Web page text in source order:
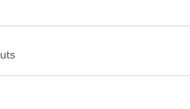
QUInews - ToscanaMedia.